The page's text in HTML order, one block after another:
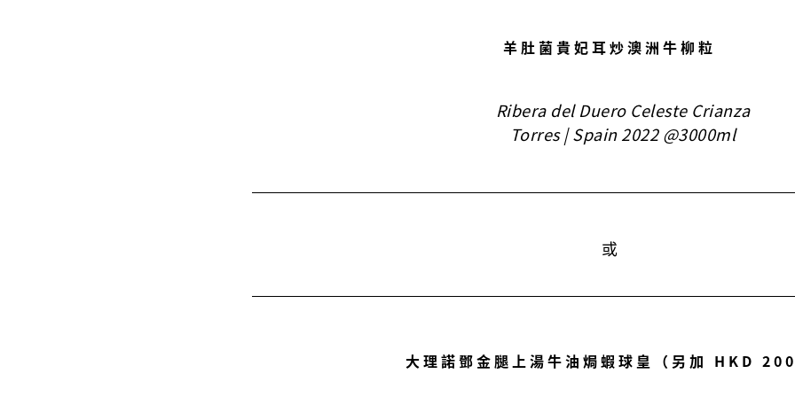
羊肚菌貴妃耳炒澳洲牛柳粒
Ribera del Duero Celeste Crianza
Torres | Spain 2022 @3000ml
或
大理諾鄧金腿上湯牛油焗蝦球皇（另加 HKD